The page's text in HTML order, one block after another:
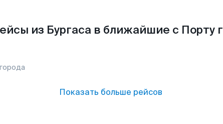
из Бургаса в ближайшие с Порту
Показать больше рейсов